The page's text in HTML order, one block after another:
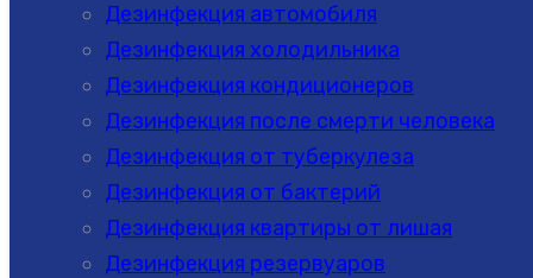
Дезинфекция автомобиля
Дезинфекция холодильника
Дезинфекция кондиционеров
Дезинфекция после смерти человека
Дезинфекция от туберкулеза
Дезинфекция от бактерий
Дезинфекция квартиры от лишая
Дезинфекция резервуаров